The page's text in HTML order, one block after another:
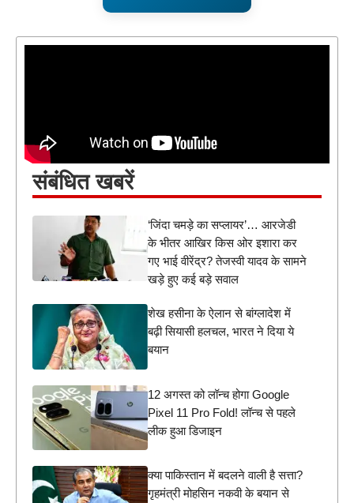
संबंधित खबरें
‘जिंदा चमड़े का सप्लायर’… आरजेडी
के भीतर आखिर किस ओर इशारा कर
गए भाई वीरेंद्र? तेजस्वी यादव के सामने
खड़े हुए कई बड़े सवाल
शेख हसीना के ऐलान से बांग्लादेश में
बढ़ी सियासी हलचल, भारत ने दिया ये
बयान
12 अगस्त को लॉन्च होगा Google
Pixel 11 Pro Fold! लॉन्च से पहले
लीक हुआ डिजाइन
क्या पाकिस्तान में बदलने वाली है सत्ता?
गृहमंत्री मोहसिन नकवी के बयान से